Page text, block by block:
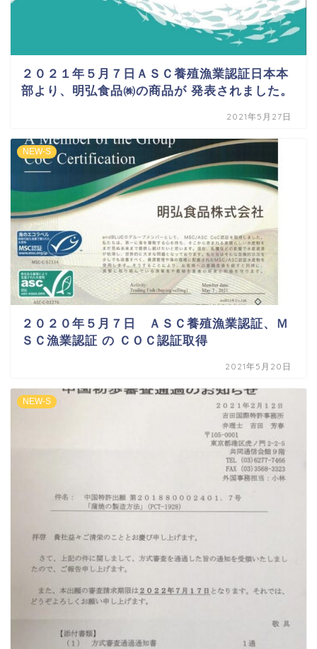
２０２１年５月７日ＡＳＣ養殖漁業認証日本本
部より、明弘食品㈱の商品が 発表されました。
2021年5月27日
NEW-S
２０２０年５月７日 ＡＳＣ養殖漁業認証、Ｍ
ＳＣ漁業認証 の ＣＯＣ認証取得
2021年5月20日
NEW-S